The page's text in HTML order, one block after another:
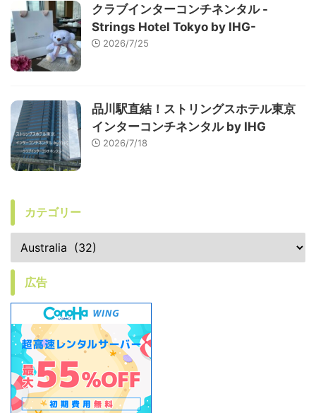
クラブインターコンチネンタル -
Strings Hotel Tokyo by IHG-
2026/7/25
品川駅直結！ストリングスホテル東京
インターコンチネンタル by IHG
2026/7/18
カテゴリー
広告